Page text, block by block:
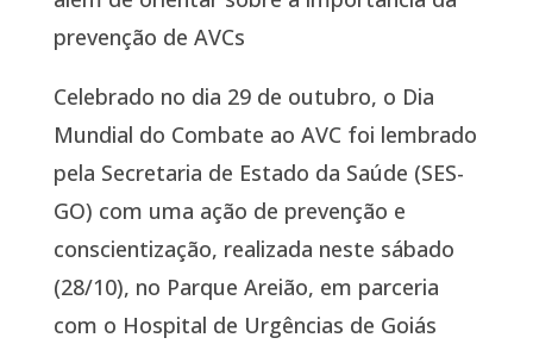
prevenção de AVCs
Celebrado no dia 29 de outubro, o Dia
Mundial do Combate ao AVC foi lembrado
pela Secretaria de Estado da Saúde (SES-
GO) com uma ação de prevenção e
conscientização, realizada neste sábado
(28/10), no Parque Areião, em parceria
com o Hospital de Urgências de Goiás